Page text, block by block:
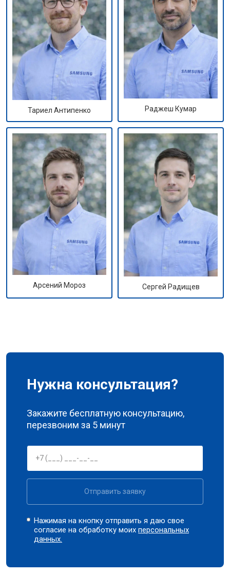
Тариел Антипенко Раджеш Кумар
Арсений Мороз Сергей Радищев
Нужна консультация?
Закажите бесплатную консультацию,
перезвоним за 5 минут
Отправить заявку
Нажимая на кнопку отправить я даю свое
согласие на обработку моихперсональных
данных.